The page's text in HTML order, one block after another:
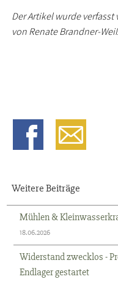
Der Artikel wurde
von Renate Brandner-
Weitere Beiträge
Mühlen &
18.06.2026
Widerstand zwecklos -
Endlager gestartet